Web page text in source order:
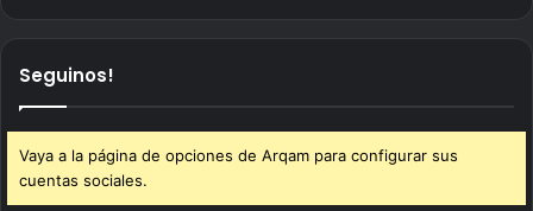
Seguinos!
Vaya a la página de opciones de Arqam para configurar sus
cuentas sociales.